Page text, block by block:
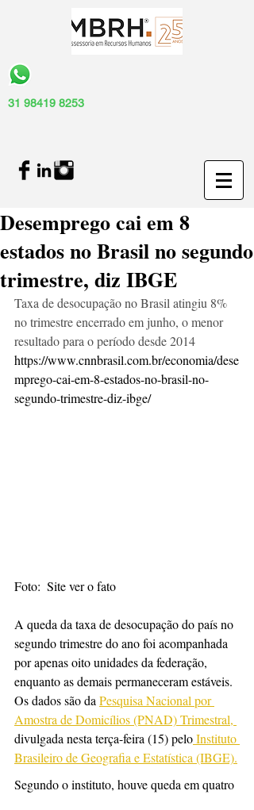
31 98419 8253
Desemprego cai em 8
estados no Brasil no segundo
trimestre, diz IBGE
Taxa de desocupação no Brasil atingiu 8%
no trimestre encerrado em junho, o menor
resultado para o período desde 2014
https://www.cnnbrasil.com.br/economia/dese
mprego-cai-em-8-estados-no-brasil-no-
segundo-trimestre-diz-ibge/
Foto:  Site ver o fato
A queda da taxa de desocupação do país no
segundo trimestre do ano foi acompanhada
por apenas oito unidades da federação,
enquanto as demais permaneceram estáveis.
Os dados são da Pesquisa Nacional por
Amostra de Domicílios (PNAD) Trimestral,
divulgada nesta terça-feira (15) pelo Instituto
Brasileiro de Geografia e Estatística (IBGE).
Segundo o instituto, houve queda em quatro